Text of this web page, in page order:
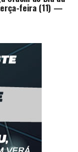
feira (11) —